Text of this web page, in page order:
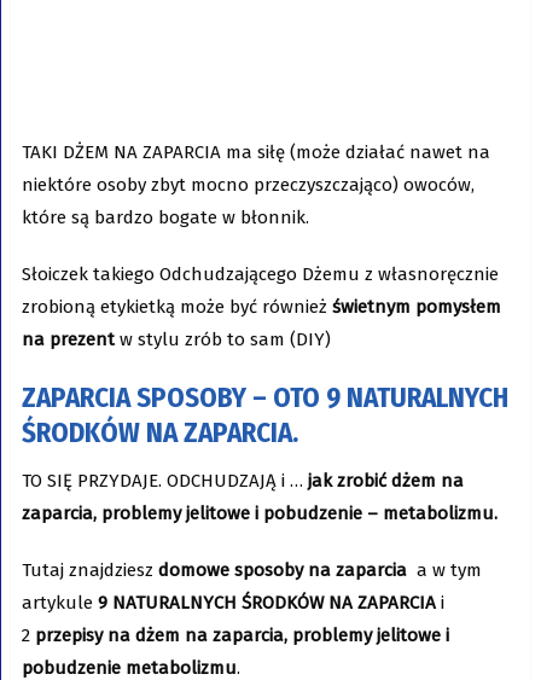
TAKI DŻEM NA ZAPARCIA ma siłę (może działać nawet na
niektóre osoby zbyt mocno przeczyszczająco) owoców,
które są bardzo bogate w błonnik.
Słoiczek takiego Odchudzającego Dżemu z własnoręcznie
zrobioną etykietką może być również świetnym pomysłem
na prezentw stylu zrób to sam (DIY)
ZAPARCIA SPOSOBY – OTO 9 NATURALNYCH
ŚRODKÓW NA ZAPARCIA.
TO SIĘ PRZYDAJE. ODCHUDZAJĄ i … jak zrobić dżem na
zaparcia, problemy jelitowe i pobudzenie – metabolizmu.
Tutaj znajdziesz domowe sposoby na zaparciaa w tym
artykule9 NATURALNYCH ŚRODKÓW NA ZAPARCIAi
2 przepisy na dżem na zaparcia, problemy jelitowe i
pobudzenie metabolizmu.